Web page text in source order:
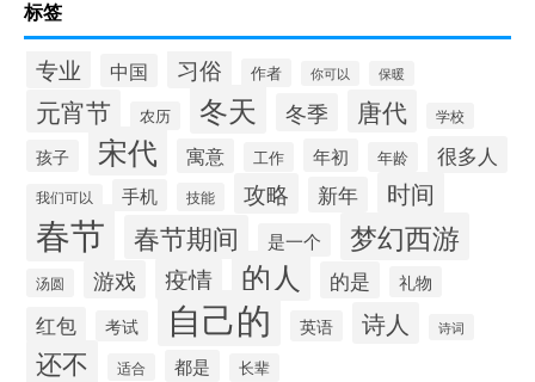
标签
专业 中国 习俗 作者 你可以 保暖
元宵节 农历 冬天 冬季 唐代 学校
孩子 宋代 寓意 工作 年初 年龄 很多人
我们可以 手机 技能 攻略 新年 时间
春节 春节期间 是一个 梦幻西游
汤圆 游戏 疫情 的人 的是 礼物
红包 考试 自己的 英语 诗人 诗词
还不 适合 都是 长辈